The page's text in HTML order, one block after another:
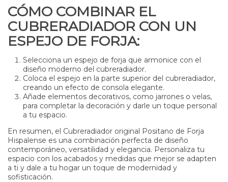
CÓMO COMBINAR EL
CUBRERADIADOR CON UN
ESPEJO DE FORJA:
Selecciona un espejo de forja que armonice con el
diseño moderno del cubreradiador.
Coloca el espejo en la parte superior del cubreradiador,
creando un efecto de consola elegante.
Añade elementos decorativos, como jarrones o velas,
para completar la decoración y darle un toque personal
a tu espacio.
En resumen, el Cubreradiador original Positano de Forja
Hispalense es una combinación perfecta de diseño
contemporáneo, versatilidad y elegancia. Personaliza tu
espacio con los acabados y medidas que mejor se adapten
a ti y dale a tu hogar un toque de modernidad y
sofisticación.